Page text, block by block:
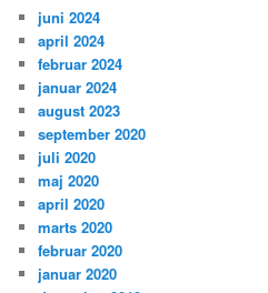
juni 2024
april 2024
februar 2024
januar 2024
august 2023
september 2020
juli 2020
maj 2020
april 2020
marts 2020
februar 2020
januar 2020